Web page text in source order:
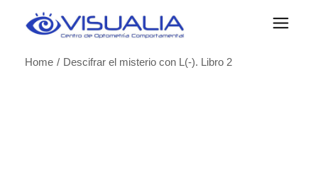
Home
Descifrar el misterio con L(-). Libro 2